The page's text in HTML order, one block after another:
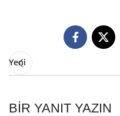
Yeni
BIR YANIT YAZIN